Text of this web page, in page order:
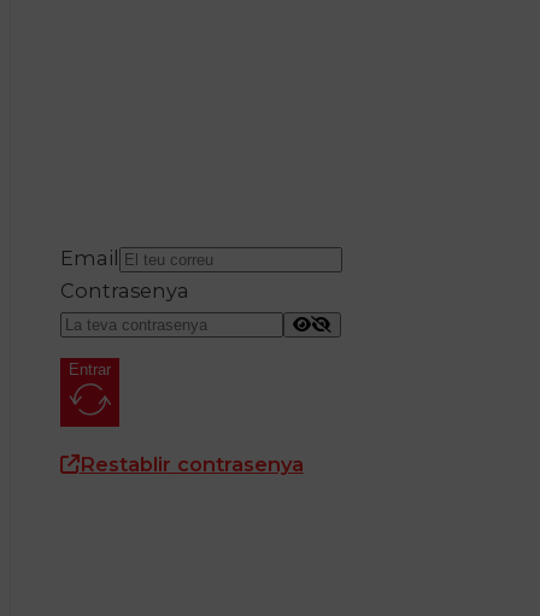
Email
Contrasenya
Entrar
Restablir contrasenya